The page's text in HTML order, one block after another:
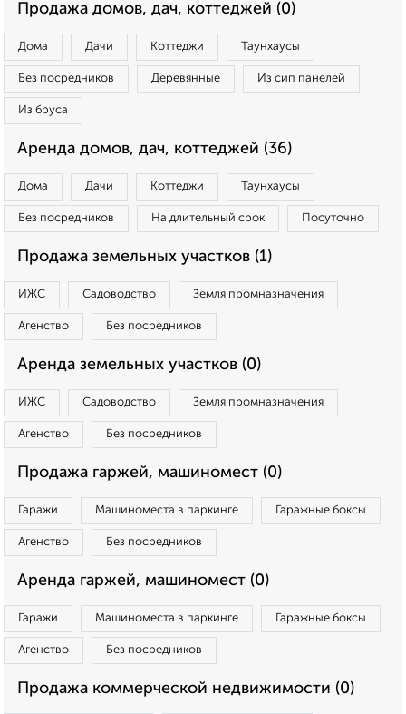
Продажа домов, дач, коттеджей (0)
Дома Дачи Коттеджи Таунхаусы
Без посредников Деревянные Из сип панелей
Из бруса
Аренда домов, дач, коттеджей (36)
Дома Дачи Коттеджи Таунхаусы
Без посредников На длительный срок Посуточно
Продажа земельных участков (1)
ИЖС Садоводство Земля промназначения
Агенство Без посредников
Аренда земельных участков (0)
ИЖС Садоводство Земля промназначения
Агенство Без посредников
Продажа гаржей, машиномест (0)
Гаражи Машиноместа в паркинге Гаражные боксы
Агенство Без посредников
Аренда гаржей, машиномест (0)
Гаражи Машиноместа в паркинге Гаражные боксы
Агенство Без посредников
Продажа коммерческой недвижимости (0)